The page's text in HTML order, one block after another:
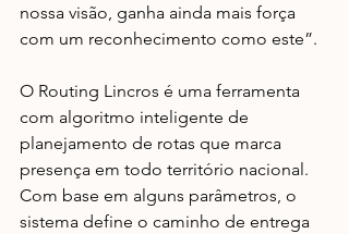
nossa visão, ganha ainda mais força
com um reconhecimento como este”.
O Routing Lincros é uma ferramenta
com algoritmo inteligente de
planejamento de rotas que marca
presença em todo território nacional.
Com base em alguns parâmetros, o
sistema define o caminho de entrega